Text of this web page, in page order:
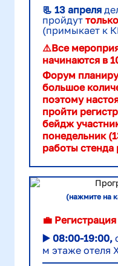
📃 13 апреля
пройдут только
(примыкает к
⚠️Все
начинаются в
Форум
большое
поэтому
пройти
бейдж
понедельник
работы стенда
(нажмите на
💼
▶️ 08:00-19:00,
м этаже отеля